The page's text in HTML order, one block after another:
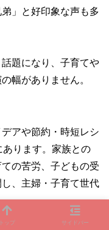
」と好印象な声も多
題になり、子育てや
幅がありません。
アや節約・時短レシ
ります。家族との
の苦労、子どもの受
、主婦・子育て世代
トップ サイドバー